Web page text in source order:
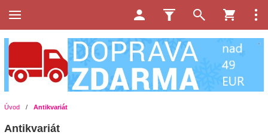
Úvod / Antikvariát
Antikvariát